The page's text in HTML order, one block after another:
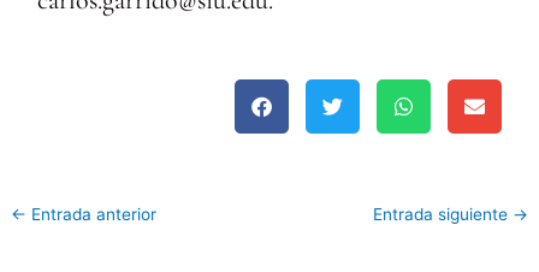
← Entrada anterior Entrada siguiente →